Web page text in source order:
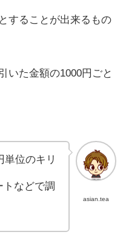
することが出来るもの
いた金額の1000円ごと
asian.tea
単位のキリ
などで調